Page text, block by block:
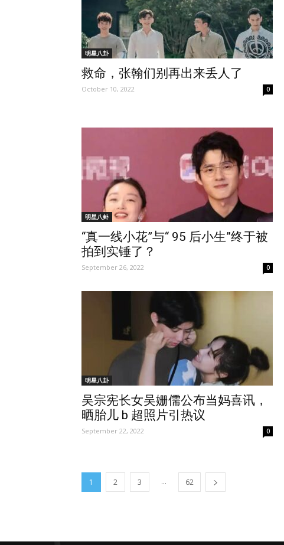
明星八卦
救命，张翰们别再出来丢人了
October 10, 2022 0
明星八卦
“真一线小花”与“ 95 后小生”终于被
拍到实锤了？
September 26, 2022 0
明星八卦
吴宗宪长女吴姗儒公布当妈喜讯，
晒胎儿 b 超照片引热议
September 22, 2022 0
1 2 3 ... 62